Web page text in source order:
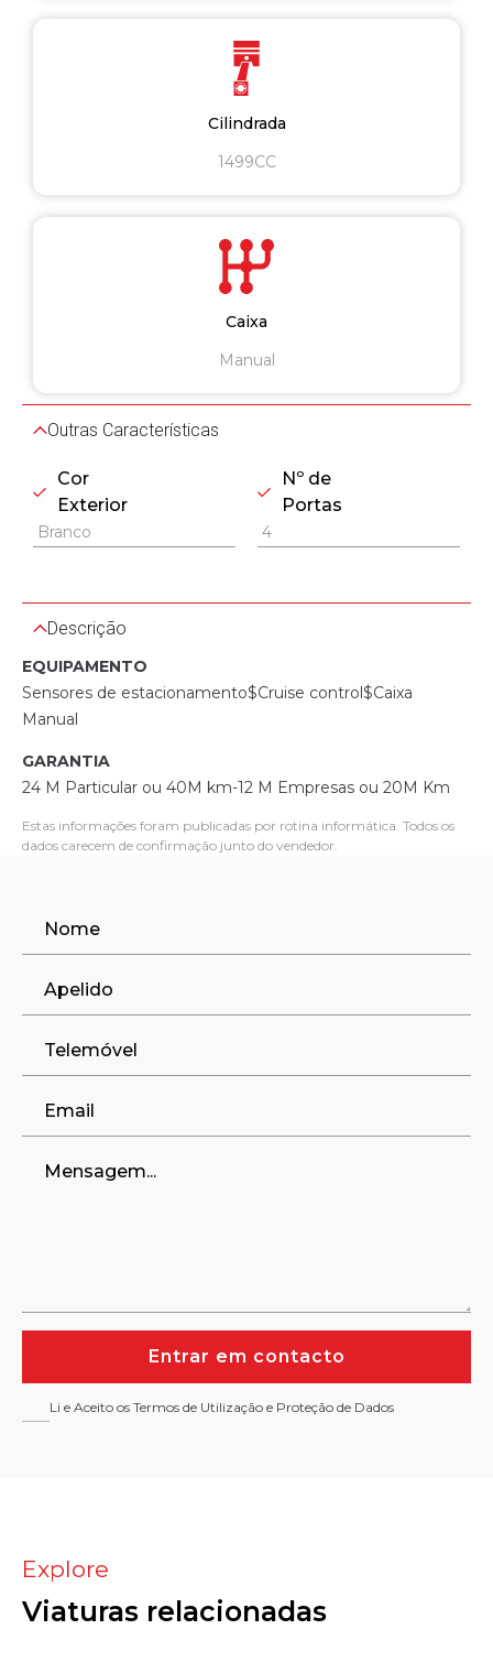
Cilindrada
1499CC
Caixa
Manual
Outras Características
Cor
Exterior
Branco
Nº de
Portas
4
Descrição
EQUIPAMENTO
Sensores de estacionamento$Cruise control$Caixa
Manual
GARANTIA
24 M Particular ou 40M km-12 M Empresas ou 20M Km
Estas informações foram publicadas por rotina informática. Todos os
dados carecem de confirmação junto do vendedor.
Entrar em contacto
Li e Aceito os Termos de Utilização e Proteção de Dados
Explore
Viaturas relacionadas